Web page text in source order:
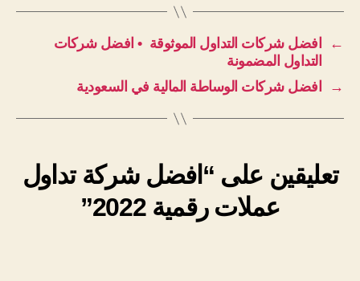
←
افضل شركات التداول الموثوقة • افضل شركات
التداول المضمونة
→
افضل شركات الوساطة المالية في السعودية
تعليقين على “افضل شركة تداول
عملات رقمية 2022”